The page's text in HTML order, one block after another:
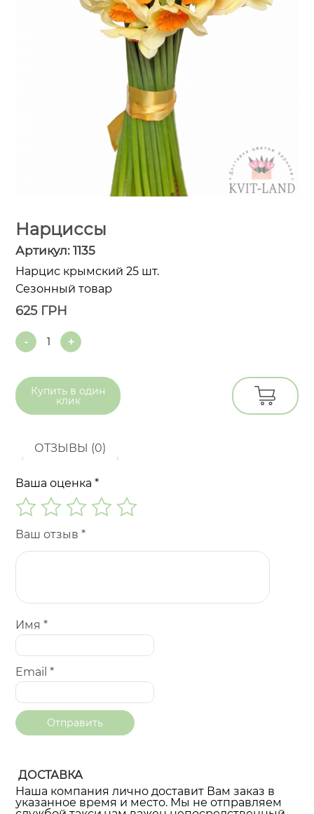
Нарциссы
Артикул:1135
Нарцис крымский 25 шт.
Сезонный товар
625 ГРН
Quantity
Купить в один
клик
ОТЗЫВЫ (0)
Ваша оценка*
Ваш отзыв*
Имя*
Email*
ДОСТАВКА
Наша компания лично доставит Вам заказ в
указанное время и место. Мы не отправляем